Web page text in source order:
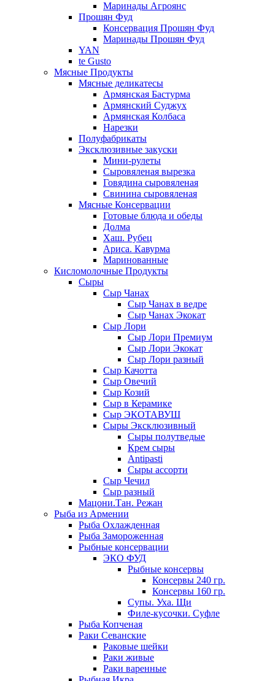
Маринады Агроянс
Прошян Фуд
Консервация Прошян Фуд
Маринады Прошян Фуд
YAN
te Gusto
Мясные Продукты
Мясные деликатесы
Армянская Бастурма
Армянский Суджух
Армянская Колбаса
Нарезки
Полуфабрикаты
Эксклюзивные закуски
Мини-рулеты
Сыровяленая вырезка
Говядина сыровяленая
Свинина сыровяленая
Мясные Консервации
Готовые блюда и обеды
Долма
Хаш. Рубец
Ариса. Кавурма
Маринованные
Кисломолочные Продукты
Сыры
Сыр Чанах
Сыр Чанах в ведре
Сыр Чанах Экокат
Сыр Лори
Сыр Лори Премиум
Сыр Лори Экокат
Сыр Лори разный
Сыр Качотта
Сыр Овечий
Сыр Козий
Сыр в Керамике
Сыр ЭКОТАВУШ
Сыры Эксклюзивный
Сыры полутведые
Крем сыры
Antipasti
Сыры ассорти
Сыр Чечил
Сыр разный
Мацони.Тан. Режан
Рыба из Армении
Рыба Охлажденная
Рыба Замороженная
Рыбные консервации
ЭКО ФУД
Рыбные консервы
Консервы 240 гр.
Консервы 160 гр.
Супы. Уха. Щи
Филе-кусочки. Суфле
Рыба Копченая
Раки Севанские
Раковые шейки
Раки живые
Раки варенные